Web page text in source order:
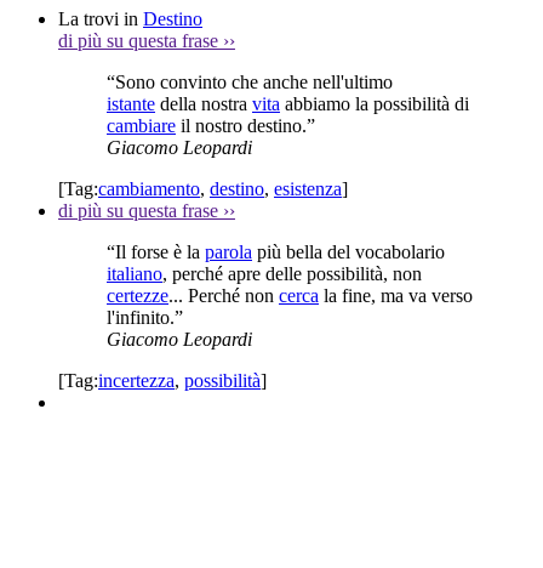
La trovi in Destino
di più su questa frase ››
“Sono convinto che anche nell'ultimo
istante della nostra vita abbiamo la possibilità di
cambiare il nostro destino.”
Giacomo Leopardi
[Tag:cambiamento, destino, esistenza]
di più su questa frase ››
“Il forse è la parola più bella del vocabolario
italiano, perché apre delle possibilità, non
certezze... Perché non cerca la fine, ma va verso
l'infinito.”
Giacomo Leopardi
[Tag:incertezza, possibilità]